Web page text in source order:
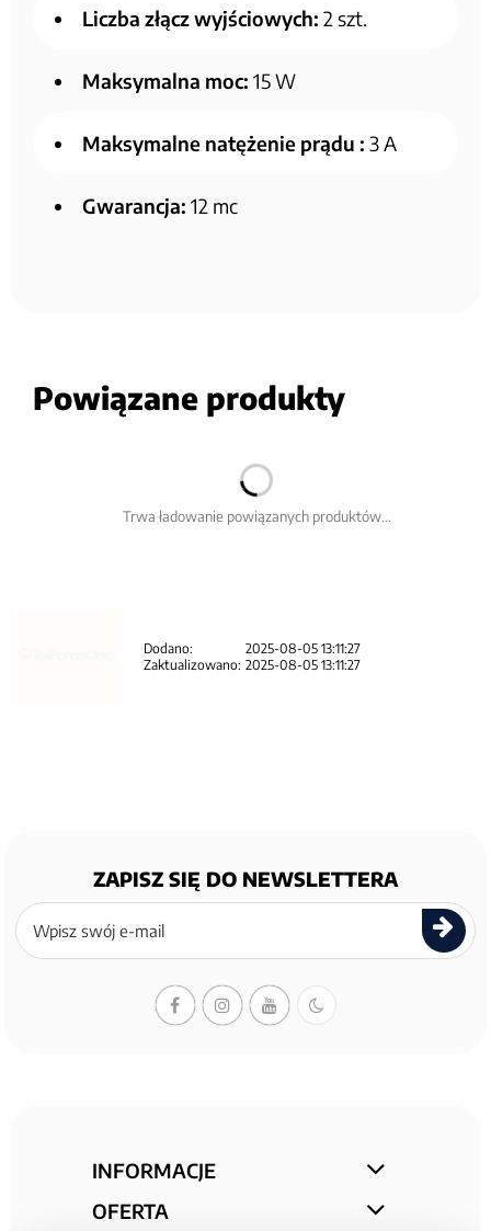
Liczba złącz wyjściowych: 2 szt.
Maksymalna moc: 15 W
Maksymalne natężenie prądu : 3 A
Gwarancja: 12 mc
Powiązane produkty
Trwa ładowanie powiązanych produktów...
Dodano:
2025-08-05 13:11:27
Zaktualizowano: 2025-08-05 13:11:27
ZAPISZ SIĘ DO NEWSLETTERA
Zapisz
się
newslettera
INFORMACJE
OFERTA